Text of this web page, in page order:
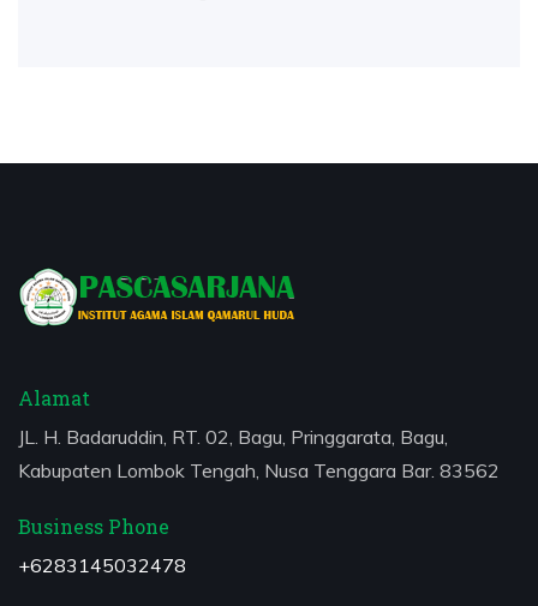
Alamat
JL. H. Badaruddin, RT. 02, Bagu, Pringgarata, Bagu,
Kabupaten Lombok Tengah, Nusa Tenggara Bar. 83562
Business Phone
+6283145032478